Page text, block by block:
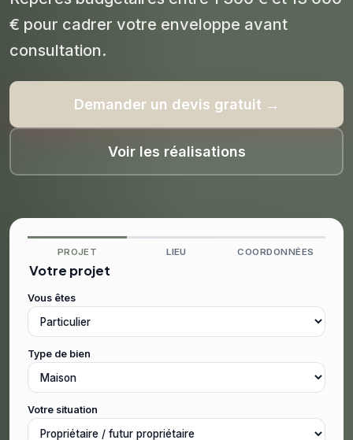
€ pour cadrer votre enveloppe avant
consultation.
Demander un devis gratuit →
Voir les réalisations
PROJET LIEU COORDONNÉES
Votre projet
Vous êtes
Type de bien
Votre situation